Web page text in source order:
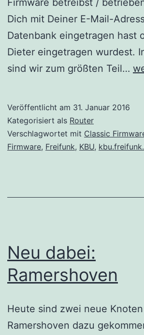
Dich mit Deiner E-Mail-
Datenbank eingetragen hast
Dieter eingetragen wurdest.
sind wir zum größten Teil…
Veröffentlicht am 31. Januar 2016
Kategorisiert als Router
Verschlagwortet mit Classic
Firmware, Freifunk, KBU,
Neu dabei:
Ramershoven
Heute sind zwei neue
Ramershoven dazu